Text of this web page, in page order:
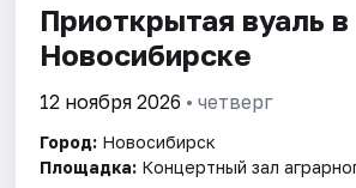
Площадки
Артисты
Приоткрытая вуаль в
Новосибирске
12 ноября 2026 • четверг
Город: Новосибирск
Площадка: Концертный зал